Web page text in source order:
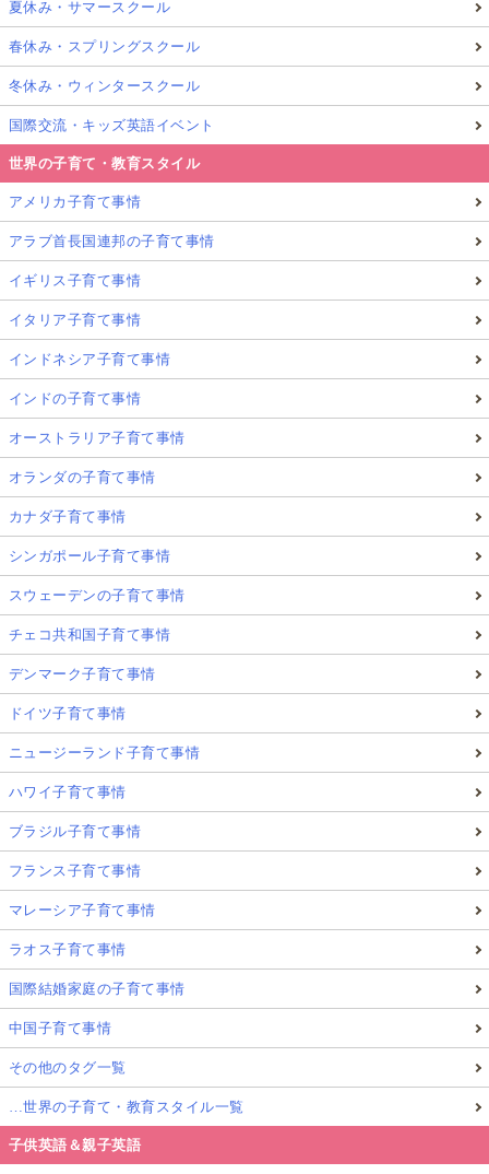
夏休み・サマースクール
春休み・スプリングスクール
冬休み・ウィンタースクール
国際交流・キッズ英語イベント
世界の子育て・教育スタイル
アメリカ子育て事情
アラブ首長国連邦の子育て事情
イギリス子育て事情
イタリア子育て事情
インドネシア子育て事情
インドの子育て事情
オーストラリア子育て事情
オランダの子育て事情
カナダ子育て事情
シンガポール子育て事情
スウェーデンの子育て事情
チェコ共和国子育て事情
デンマーク子育て事情
ドイツ子育て事情
ニュージーランド子育て事情
ハワイ子育て事情
ブラジル子育て事情
フランス子育て事情
マレーシア子育て事情
ラオス子育て事情
国際結婚家庭の子育て事情
中国子育て事情
その他のタグ一覧
…世界の子育て・教育スタイル一覧
子供英語＆親子英語